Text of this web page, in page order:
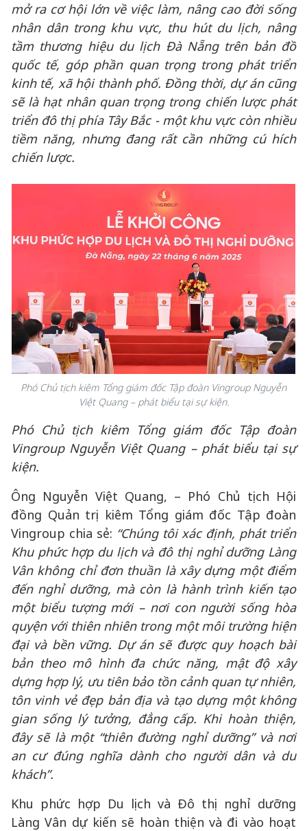
mở ra cơ hội lớn về việc làm, nâng cao đời sống
nhân dân trong khu vực, thu hút du lịch, nâng
tầm thương hiệu du lịch Đà Nẵng trên bản đồ
quốc tế, góp phần quan trọng trong phát triển
kinh tế, xã hội thành phố. Đồng thời, dự án cũng
sẽ là hạt nhân quan trọng trong chiến lược phát
triển đô thị phía Tây Bắc - một khu vực còn nhiều
tiềm năng, nhưng đang rất cần những cú hích
chiến lược.
Phó Chủ tịch kiêm Tổng giám đốc Tập đoàn Vingroup Nguyễn
Việt Quang – phát biểu tại sự kiện.
Phó Chủ tịch kiêm Tổng giám đốc Tập đoàn
Vingroup Nguyễn Việt Quang – phát biểu tại sự
kiện.
Ông Nguyễn Việt Quang, – Phó Chủ tịch Hội
đồng Quản trị kiêm Tổng giám đốc Tập đoàn
Vingroup chia sẻ: “Chúng tôi xác định, phát triển
Khu phức hợp du lịch và đô thị nghỉ dưỡng Làng
Vân không chỉ đơn thuần là xây dựng một điểm
đến nghỉ dưỡng, mà còn là hành trình kiến tạo
một biểu tượng mới – nơi con người sống hòa
quyện với thiên nhiên trong một môi trường hiện
đại và bền vững. Dự án sẽ được quy hoạch bài
bản theo mô hình đa chức năng, mật độ xây
dựng hợp lý, ưu tiên bảo tồn cảnh quan tự nhiên,
tôn vinh vẻ đẹp bản địa và tạo dựng một không
gian sống lý tưởng, đẳng cấp. Khi hoàn thiện,
đây sẽ là một “thiên đường nghỉ dưỡng” và nơi
an cư đúng nghĩa dành cho người dân và du
khách”.
Khu phức hợp Du lịch và Đô thị nghỉ dưỡng
Làng Vân dự kiến sẽ hoàn thiện và đi vào hoạt